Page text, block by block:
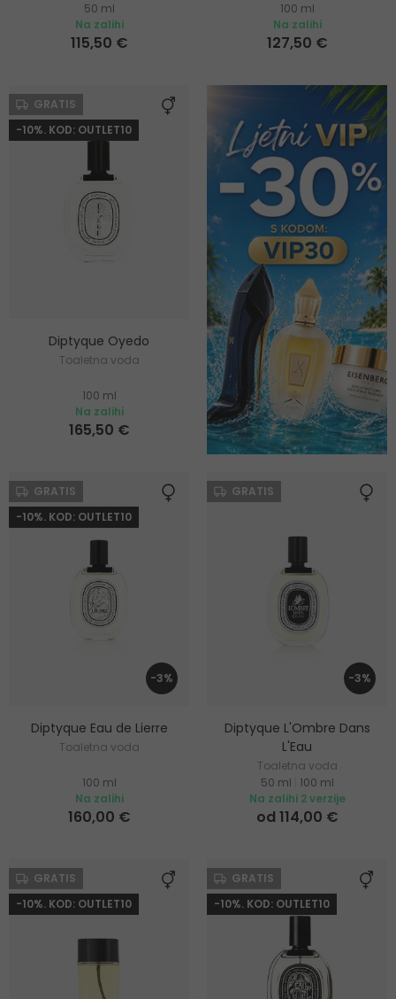
50 ml
Na zalihi
115,50 €
100 ml
Na zalihi
127,50 €
GRATIS
-10%. KOD: OUTLET10
Diptyque Oyedo
Toaletna voda
100 ml
Na zalihi
165,50 €
GRATIS
-10%. KOD: OUTLET10
-3%
Diptyque Eau de Lierre
Toaletna voda
100 ml
Na zalihi
160,00 €
GRATIS
-3%
Diptyque L'Ombre Dans
L'Eau
Toaletna voda
50 ml
100 ml
Na zalihi 2 verzije
od 114,00 €
GRATIS
-10%. KOD: OUTLET10
GRATIS
-10%. KOD: OUTLET10